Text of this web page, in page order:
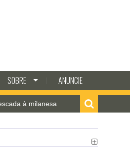
SOBRE
ANUNCIE
à milanesa com molho de camarão